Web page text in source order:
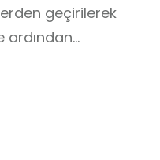
geçirilerek
ardından
Bu